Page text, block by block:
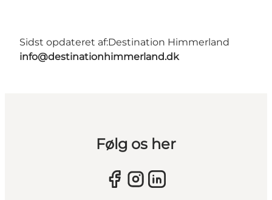
Sidst opdateret af:Destination Himmerland
info@destinationhimmerland.dk
Følg os her